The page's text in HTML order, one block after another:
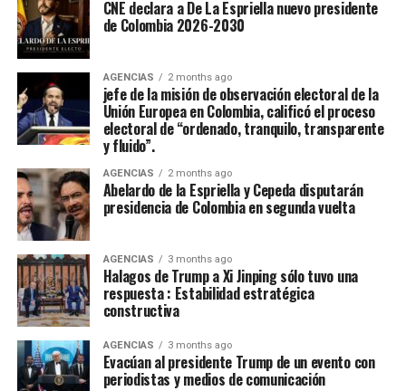
CNE declara a De La Espriella nuevo presidente
de Colombia 2026-2030
AGENCIAS 2 months ago
jefe de la misión de observación electoral de la
Unión Europea en Colombia, calificó el proceso
electoral de “ordenado, tranquilo, transparente
y fluido”.
AGENCIAS 2 months ago
Abelardo de la Espriella y Cepeda disputarán
presidencia de Colombia en segunda vuelta
AGENCIAS 3 months ago
Halagos de Trump a Xi Jinping sólo tuvo una
respuesta : Estabilidad estratégica
constructiva
AGENCIAS 3 months ago
Evacúan al presidente Trump de un evento con
periodistas y medios de comunicación